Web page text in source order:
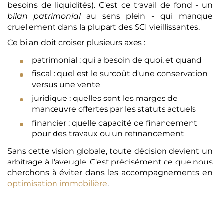
besoins de liquidités). C'est ce travail de fond - un
bilan patrimonialau sens plein - qui manque
cruellement dans la plupart des SCI vieillissantes.
Ce bilan doit croiser plusieurs axes :
patrimonial : qui a besoin de quoi, et quand
fiscal : quel est le surcoût d'une conservation
versus une vente
juridique : quelles sont les marges de
manœuvre offertes par les statuts actuels
financier : quelle capacité de financement
pour des travaux ou un refinancement
Sans cette vision globale, toute décision devient un
arbitrage à l'aveugle. C'est précisément ce que nous
cherchons à éviter dans les accompagnements en
optimisation immobilière.